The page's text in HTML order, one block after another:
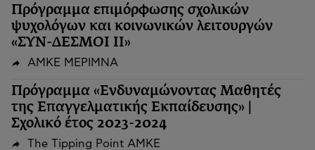
Πρόγραμμα επιμόρφωσης σχολικών
ψυχολόγων και κοινωνικών λειτουργών
«ΣΥΝ-ΔΕΣΜΟΙ ΙΙ»
ΑΜΚΕ ΜΕΡΙΜΝΑ
Πρόγραμμα «Ενδυναμώνοντας Μαθητές
της Επαγγελματικής Εκπαίδευσης» |
Σχολικό έτος 2023-2024
The Tipping Point ΑΜΚΕ